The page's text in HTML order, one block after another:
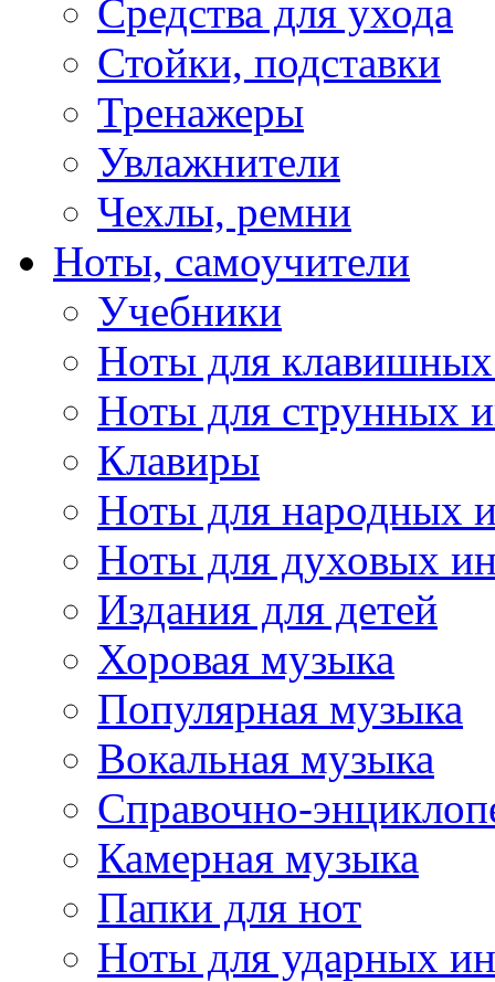
Средства для ухода
Стойки, подставки
Тренажеры
Увлажнители
Чехлы, ремни
Ноты, самоучители
Учебники
Ноты для клавишных
Ноты для струнных
Клавиры
Ноты для народных
Ноты для духовых
Издания для детей
Хоровая музыка
Популярная музыка
Вокальная музыка
Справочно-
Камерная музыка
Папки для нот
Ноты для ударных